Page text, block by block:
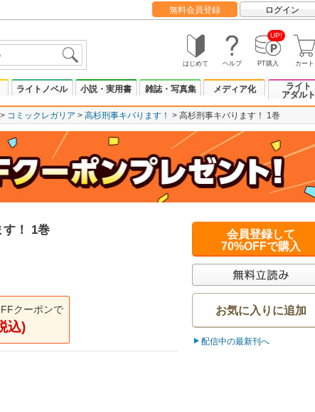
無料会員登録 ログイン
はじめて ヘルプ
UP!
PT購入 カート
ライトノベル 小説・実用書 雑誌・写真集 メディア化
ライト
アダルト
コミックレガリア 高杉刑事キバります！ 高杉刑事キバります！ 1巻
す！ 1巻
クーポンで
込)
会員登録して
70%OFFで購入
お気に入りに追加
配信中の最新刊へ